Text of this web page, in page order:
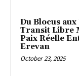
Du Blocus aux
Transit Libre
Paix Réelle
Erevan
October 23, 2025